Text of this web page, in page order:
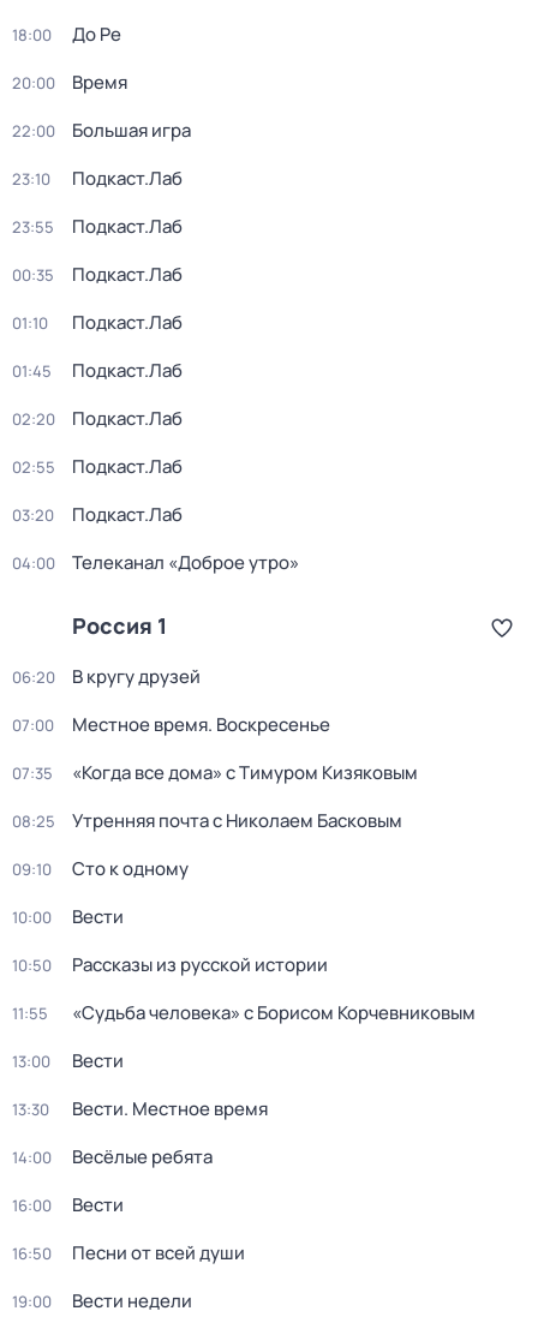
18:00 До Ре
20:00 Время
22:00 Большая игра
23:10 Подкаст.Лаб
23:55 Подкаст.Лаб
00:35 Подкаст.Лаб
01:10 Подкаст.Лаб
01:45 Подкаст.Лаб
02:20 Подкаст.Лаб
02:55 Подкаст.Лаб
03:20 Подкаст.Лаб
04:00 Телеканал «Доброе утро»
Россия 1
06:20 В кругу друзей
07:00 Местное время. Воскресенье
07:35 «Когда все дома» с Тимуром Кизяковым
08:25 Утренняя почта с Николаем Басковым
09:10 Сто к одному
10:00 Вести
10:50 Рассказы из русской истории
11:55 «Судьба человека» с Борисом Корчевниковым
13:00 Вести
13:30 Вести. Местное время
14:00 Весёлые ребята
16:00 Вести
16:50 Песни от всей души
19:00 Вести недели